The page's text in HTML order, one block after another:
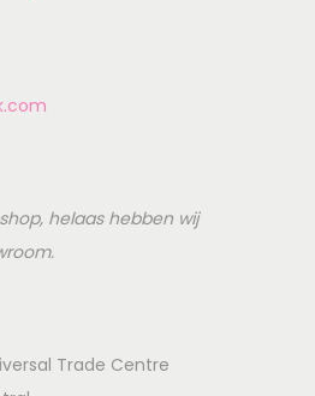
helaas hebben wij
Trade Centre